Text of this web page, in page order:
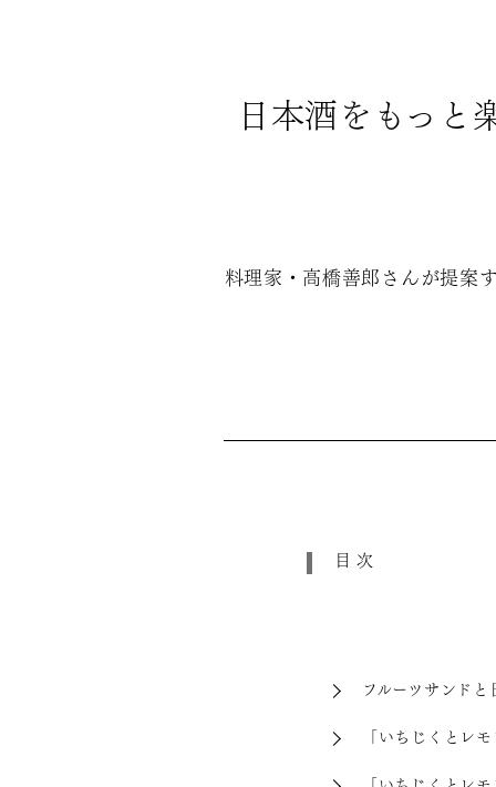
日本酒をもっと
料理家・高橋善郎さんが提案
目次
フルーツサンドと
「いちじくとレ